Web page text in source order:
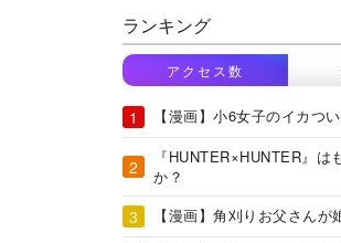
ランキング
アクセス数
【漫画】小6女子のイカつ
『HUNTER×HUNTER』は
か？
【漫画】角刈りお父さんが